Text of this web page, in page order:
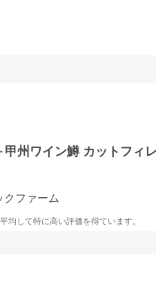
甲州ワイン鱒 カットフィ
クファーム
均して特に高い評価を得ています。